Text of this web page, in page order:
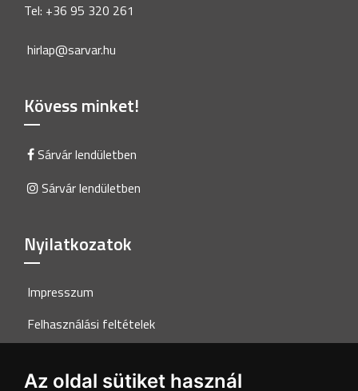
Az oldal sütiket használ
Tel: +36 95 320 261
hirlap@sarvar.hu
Kövess minket!
Sárvár lendületben
Sárvár lendületben
Nyilatkozatok
Impresszum
Felhasználási feltételek